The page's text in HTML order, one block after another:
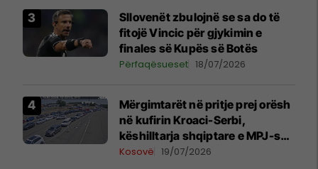
Sllovenët zbulojnë se sa do të
fitojë Vincic për gjykimin e
finales së Kupës së Botës
Përfaqësueset 18/07/2026
Mërgimtarët në pritje prej orësh
në kufirin Kroaci-Serbi,
këshilltarja shqiptare e MPJ-së
kroate tregon arsyet
Kosovë 19/07/2026